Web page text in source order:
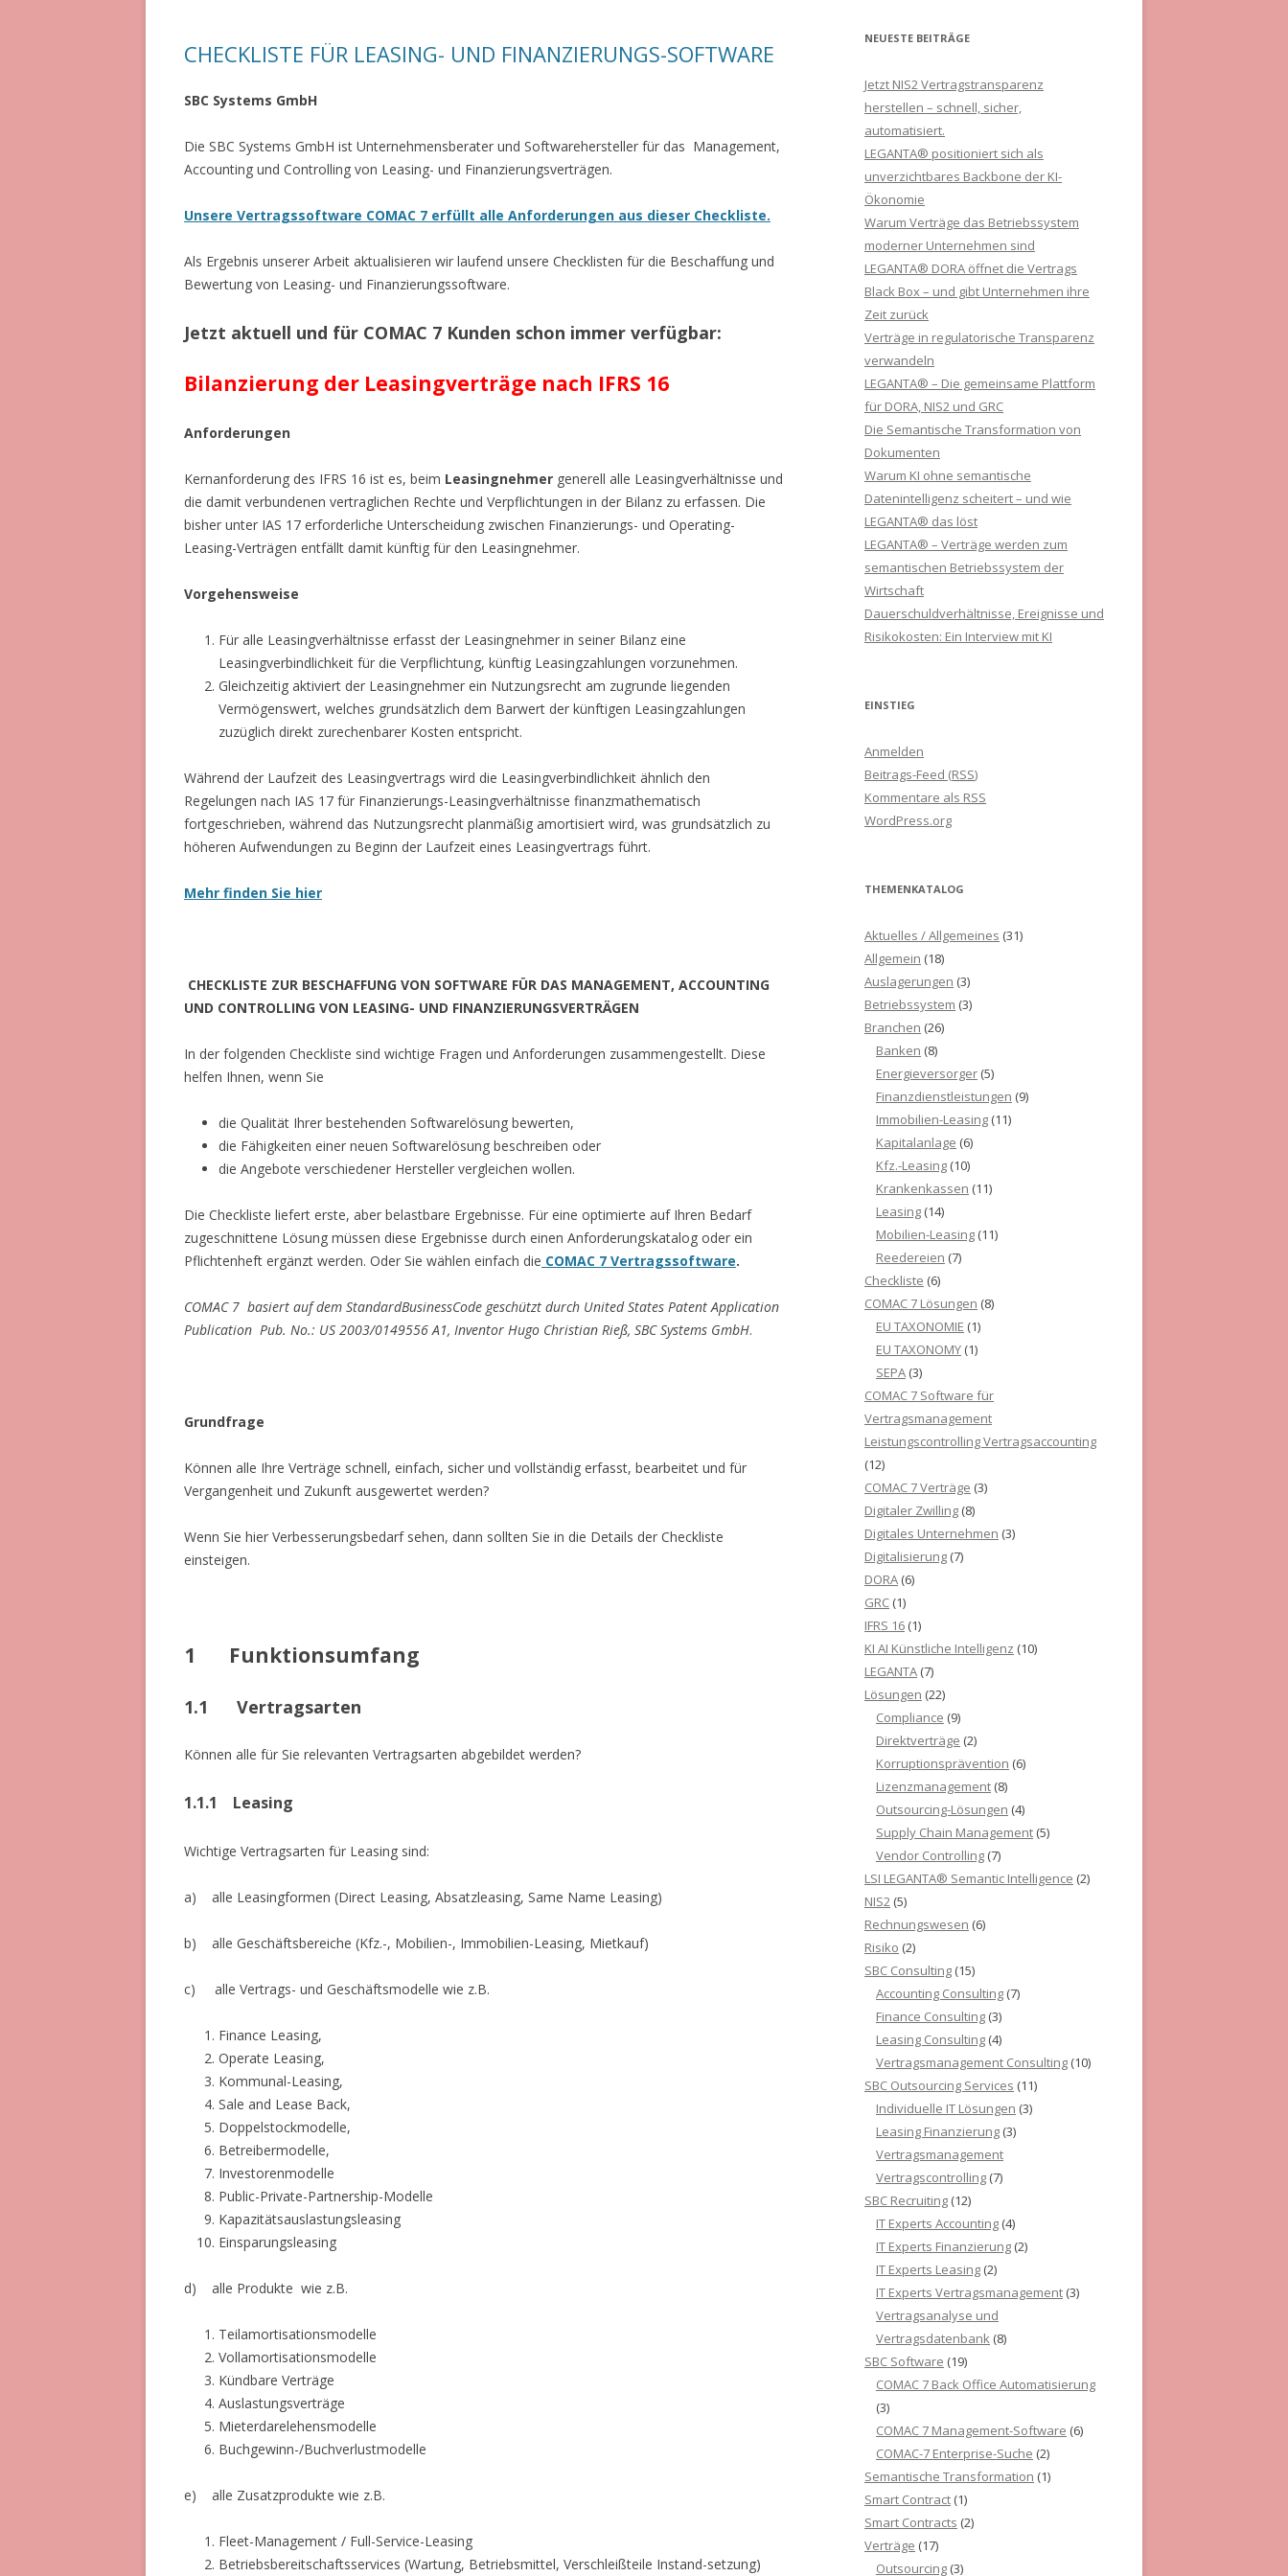
CHECKLISTE FÜR LEASING- UND FINANZIERUNGS-SOFTWARE
SBC Systems GmbH
Die SBC Systems GmbH ist Unternehmensberater und Softwarehersteller für das Management,
Accounting und Controlling von Leasing- und Finanzierungsverträgen.
Unsere Vertragssoftware COMAC 7 erfüllt alle Anforderungen aus dieser Checkliste.
Als Ergebnis unserer Arbeit aktualisieren wir laufend unsere Checklisten für die Beschaffung und
Bewertung von Leasing- und Finanzierungssoftware.
Jetzt aktuell und für COMAC 7 Kunden schon immer verfügbar:
Bilanzierung der Leasingverträge nach IFRS 16
Anforderungen
Kernanforderung des IFRS 16 ist es, beim Leasingnehmer generell alle Leasingverhältnisse und
die damit verbundenen vertraglichen Rechte und Verpflichtungen in der Bilanz zu erfassen. Die
bisher unter IAS 17 erforderliche Unterscheidung zwischen Finanzierungs- und Operating-
Leasing-Verträgen entfällt damit künftig für den Leasingnehmer.
Vorgehensweise
Für alle Leasingverhältnisse erfasst der Leasingnehmer in seiner Bilanz eine
Leasingverbindlichkeit für die Verpflichtung, künftig Leasingzahlungen vorzunehmen.
Gleichzeitig aktiviert der Leasingnehmer ein Nutzungsrecht am zugrunde liegenden
Vermögenswert, welches grundsätzlich dem Barwert der künftigen Leasingzahlungen
zuzüglich direkt zurechenbarer Kosten entspricht.
Während der Laufzeit des Leasingvertrags wird die Leasingverbindlichkeit ähnlich den
Regelungen nach IAS 17 für Finanzierungs-Leasingverhältnisse finanzmathematisch
fortgeschrieben, während das Nutzungsrecht planmäßig amortisiert wird, was grundsätzlich zu
höheren Aufwendungen zu Beginn der Laufzeit eines Leasingvertrags führt.
Mehr finden Sie hier
CHECKLISTE ZUR BESCHAFFUNG VON SOFTWARE FÜR DAS MANAGEMENT, ACCOUNTING
UND CONTROLLING VON LEASING- UND FINANZIERUNGSVERTRÄGEN
In der folgenden Checkliste sind wichtige Fragen und Anforderungen zusammengestellt. Diese
helfen Ihnen, wenn Sie
die Qualität Ihrer bestehenden Softwarelösung bewerten,
die Fähigkeiten einer neuen Softwarelösung beschreiben oder
die Angebote verschiedener Hersteller vergleichen wollen.
Die Checkliste liefert erste, aber belastbare Ergebnisse. Für eine optimierte auf Ihren Bedarf
zugeschnittene Lösung müssen diese Ergebnisse durch einen Anforderungskatalog oder ein
Pflichtenheft ergänzt werden. Oder Sie wählen einfach die COMAC 7 Vertragssoftware.
COMAC 7 basiert auf dem StandardBusinessCode geschützt durch United States Patent Application
Publication Pub. No.: US 2003/0149556 A1, Inventor Hugo Christian Rieß, SBC Systems GmbH.
Grundfrage
Können alle Ihre Verträge schnell, einfach, sicher und vollständig erfasst, bearbeitet und für
Vergangenheit und Zukunft ausgewertet werden?
Wenn Sie hier Verbesserungsbedarf sehen, dann sollten Sie in die Details der Checkliste
einsteigen.
1 Funktionsumfang
1.1 Vertragsarten
Können alle für Sie relevanten Vertragsarten abgebildet werden?
1.1.1 Leasing
Wichtige Vertragsarten für Leasing sind:
a) alle Leasingformen (Direct Leasing, Absatzleasing, Same Name Leasing)
b) alle Geschäftsbereiche (Kfz.-, Mobilien-, Immobilien-Leasing, Mietkauf)
c) alle Vertrags- und Geschäftsmodelle wie z.B.
Finance Leasing,
Operate Leasing,
Kommunal-Leasing,
Sale and Lease Back,
Doppelstockmodelle,
Betreibermodelle,
Investorenmodelle
Public-Private-Partnership-Modelle
Kapazitätsauslastungsleasing
Einsparungsleasing
d) alle Produkte wie z.B.
Teilamortisationsmodelle
Vollamortisationsmodelle
Kündbare Verträge
Auslastungsverträge
Mieterdarelehensmodelle
Buchgewinn-/Buchverlustmodelle
e) alle Zusatzprodukte wie z.B.
Fleet-Management / Full-Service-Leasing
Betriebsbereitschaftsservices (Wartung, Betriebsmittel, Verschleißteile Instand-setzung)
NEUESTE BEITRÄGE
Jetzt NIS2 Vertragstransparenz
herstellen – schnell, sicher,
automatisiert.
LEGANTA® positioniert sich als
unverzichtbares Backbone der KI-
Ökonomie
Warum Verträge das Betriebssystem
moderner Unternehmen sind
LEGANTA® DORA öffnet die Vertrags
Black Box – und gibt Unternehmen ihre
Zeit zurück
Verträge in regulatorische Transparenz
verwandeln
LEGANTA® – Die gemeinsame Plattform
für DORA, NIS2 und GRC
Die Semantische Transformation von
Dokumenten
Warum KI ohne semantische
Datenintelligenz scheitert – und wie
LEGANTA® das löst
LEGANTA® – Verträge werden zum
semantischen Betriebssystem der
Wirtschaft
Dauerschuldverhältnisse, Ereignisse und
Risikokosten: Ein Interview mit KI
EINSTIEG
Anmelden
Beitrags-Feed (RSS)
Kommentare als RSS
WordPress.org
THEMENKATALOG
Aktuelles / Allgemeines (31)
Allgemein (18)
Auslagerungen (3)
Betriebssystem (3)
Branchen (26)
Banken (8)
Energieversorger (5)
Finanzdienstleistungen (9)
Immobilien-Leasing (11)
Kapitalanlage (6)
Kfz.-Leasing (10)
Krankenkassen (11)
Leasing (14)
Mobilien-Leasing (11)
Reedereien (7)
Checkliste (6)
COMAC 7 Lösungen (8)
EU TAXONOMIE (1)
EU TAXONOMY (1)
SEPA (3)
COMAC 7 Software für
Vertragsmanagement
Leistungscontrolling Vertragsaccounting
(12)
COMAC 7 Verträge (3)
Digitaler Zwilling (8)
Digitales Unternehmen (3)
Digitalisierung (7)
DORA (6)
GRC (1)
IFRS 16 (1)
KI AI Künstliche Intelligenz (10)
LEGANTA (7)
Lösungen (22)
Compliance (9)
Direktverträge (2)
Korruptionsprävention (6)
Lizenzmanagement (8)
Outsourcing-Lösungen (4)
Supply Chain Management (5)
Vendor Controlling (7)
LSI LEGANTA® Semantic Intelligence (2)
NIS2 (5)
Rechnungswesen (6)
Risiko (2)
SBC Consulting (15)
Accounting Consulting (7)
Finance Consulting (3)
Leasing Consulting (4)
Vertragsmanagement Consulting (10)
SBC Outsourcing Services (11)
Individuelle IT Lösungen (3)
Leasing Finanzierung (3)
Vertragsmanagement
Vertragscontrolling (7)
SBC Recruiting (12)
IT Experts Accounting (4)
IT Experts Finanzierung (2)
IT Experts Leasing (2)
IT Experts Vertragsmanagement (3)
Vertragsanalyse und
Vertragsdatenbank (8)
SBC Software (19)
COMAC 7 Back Office Automatisierung
(3)
COMAC 7 Management-Software (6)
COMAC-7 Enterprise-Suche (2)
Semantische Transformation (1)
Smart Contract (1)
Smart Contracts (2)
Verträge (17)
Outsourcing (3)